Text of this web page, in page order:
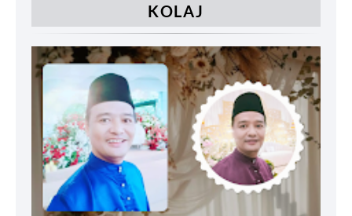
KOLAJ
Penafian Terma & Syarat Hubungi Kami
Designed with by Way2Themes | Distributed byBlogger